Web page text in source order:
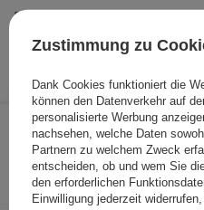
5,50 € /Stk.
Produktcode: 19346
Folgende
Zustimmung zu
Dank Cookies funktioniert die
können den Datenverkehr auf
personalisierte Werbung
nachsehen, welche Daten
Partnern zu welchem Zweck
entscheiden, ob und wem Sie
den erforderlichen
Einwilligung jederzeit